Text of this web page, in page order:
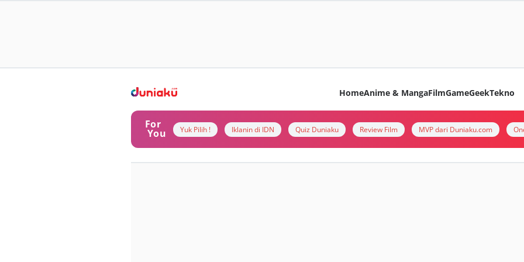
HomeAnime & MangaFilmGameGeekTekno
For
You Yuk Pilih ! Iklanin di IDN Quiz Duniaku Review Film MVP dari Duniaku.com